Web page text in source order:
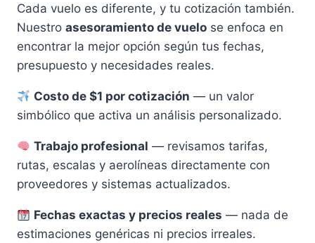
Cada vuelo es diferente, y tu cotización también.
Nuestro asesoramiento de vuelo se enfoca en
encontrar la mejor opción según tus fechas,
presupuesto y necesidades reales.
Costo de $1 por cotización — un valor
simbólico que activa un análisis personalizado.
Trabajo profesional — revisamos tarifas,
rutas, escalas y aerolíneas directamente con
proveedores y sistemas actualizados.
Fechas exactas y precios reales — nada de
estimaciones genéricas ni precios irreales.